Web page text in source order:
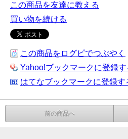
この商品を友達に教える
買い物を続ける
この商品をログピでつぶやく
Yahoo!ブックマークに登録す
はてなブックマークに登録す
前の商品へ